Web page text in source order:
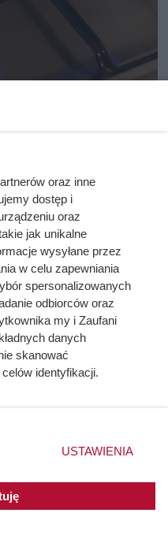
– opinie,
do
na rynku, jeśli
kuchni. Jeśli szukasz
sprawdź
polecenia.
oraz inne
dostęp i
oraz
jak unikalne
wysyłane przez
w celu zapewniania
spersonalizowanych
odbiorców oraz
my i Zaufani
danych
skanować
identyfikacji.
ustawień prywatności
rogu strony. Niektóre
się takiemu
miały zastosowania do
USTAWIENIA